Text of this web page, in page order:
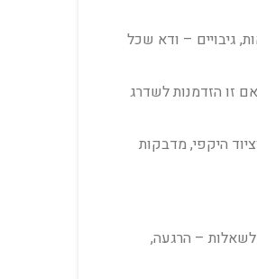
גיבויים – ודא שכל
זו הזדמנות לשדרג
היקפי, מדבקות
לשאלות – הרגעה,